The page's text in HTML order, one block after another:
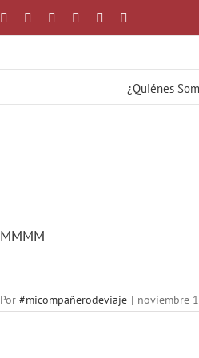
Facebook YouTubeInstagram
Correo
¿Quiénes
MMMM
Por #micompañerodeviaje | noviembre